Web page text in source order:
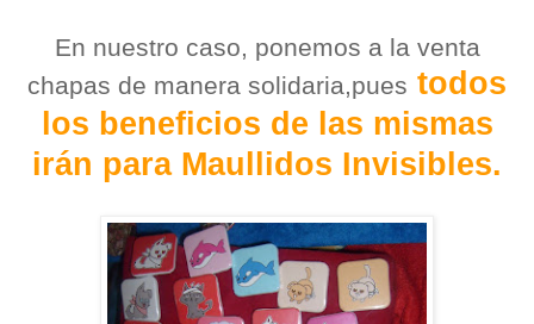
En nuestro caso, ponemos a la venta
chapas de manera solidaria,pues todos
los beneficios de las mismas
irán para Maullidos Invisibles.